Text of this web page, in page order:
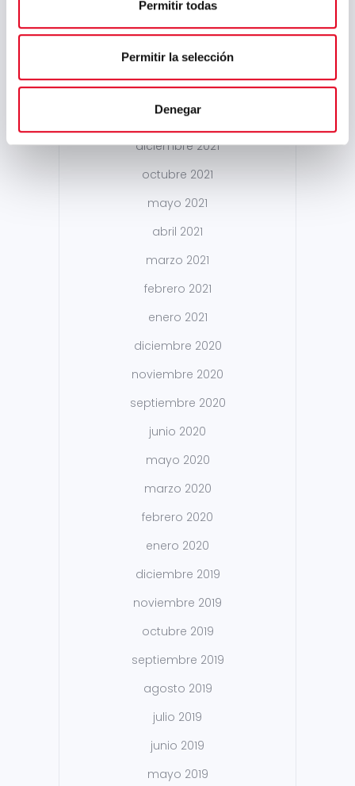
Permitir todas
Permitir la selección
Denegar
mayo 2022
abril 2022
marzo 2022
febrero 2022
enero 2022
diciembre 2021
octubre 2021
mayo 2021
abril 2021
marzo 2021
febrero 2021
enero 2021
diciembre 2020
noviembre 2020
septiembre 2020
junio 2020
mayo 2020
marzo 2020
febrero 2020
enero 2020
diciembre 2019
noviembre 2019
octubre 2019
septiembre 2019
agosto 2019
julio 2019
junio 2019
mayo 2019